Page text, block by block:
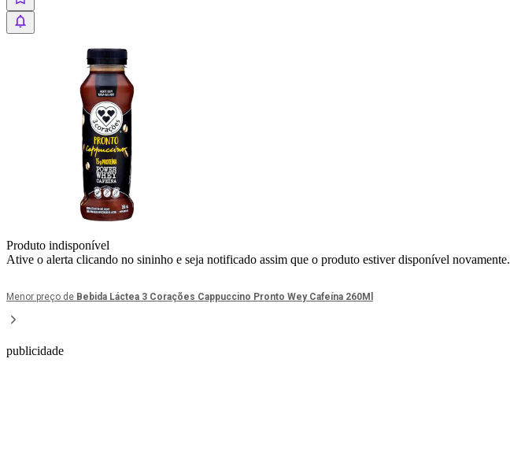
Produto indisponível
Ative o alerta clicando no sininho e seja notificado assim que o produto estiver disponível novamente.
Menor preço de Bebida Láctea 3 Corações Cappuccino Pronto Wey Cafeína 260Ml
publicidade